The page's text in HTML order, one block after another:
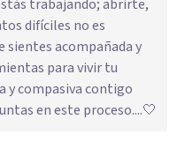
trabajando; abrirte,
difíciles no es
sientes acompañada y
para vivir tu
y compasiva contigo
en este proceso....🤍